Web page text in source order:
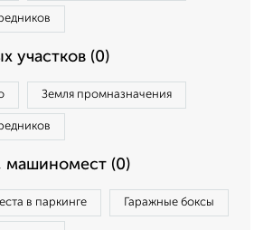
участков (0)
Земля промназначения
машиномест (0)
в паркинге Гаражные боксы